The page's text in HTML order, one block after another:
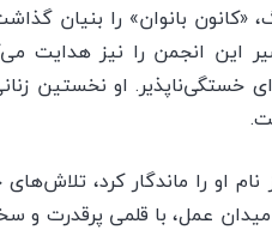
«کانون بانوان» را بنیان
این انجمن را نیز هدایت
خستگی‌ناپذیر. او نخستین
او را ماندگار کرد،
عمل، با قلمی پرقدرت و